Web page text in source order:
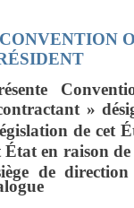
»
de cet
État en raison
de